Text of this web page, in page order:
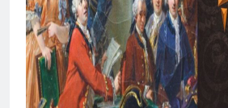
12 ساعة Ago
لوحة النشوة / راي الفلسفة
التجريدية للانسان
12 ساعة Ago